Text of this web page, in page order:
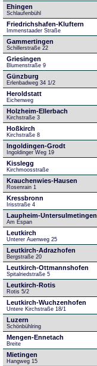
Ehingen
Schlaufenbühl
Friedrichshafen-Kluftern
Immenstaader Straße
Gammertingen
Schillerstraße 22
Griesingen
Blumenstraße 9
Günzburg
Erlenbadweg 34 1/2
Heroldstatt
Eichenweg
Holzheim-Ellerbach
Kirchstraße 3
Hoßkirch
Kirchstraße 8
Ingoldingen-Grodt
Ingoldinger Weg 19
Kisslegg
Kirchmoosstraße
Krauchenwies-Hausen
Rosenrain 1
Kressbronn
Irisstraße 4
Laupheim-Untersulmetingen
Am Espan
Leutkirch
Unterer Auenweg 25
Leutkirch-Adrazhofen
Bergstraße 20
Leutkirch-Ottmannshofen
Spitalriedstraße 5
Leutkirch-Rotis
Rotis 5/2
Leutkirch-Wuchzenhofen
Untere Kirchstraße 18/1
Luzern
Schönbühlring
Mengen-Ennetach
Breite
Mietingen
Hangweg 15